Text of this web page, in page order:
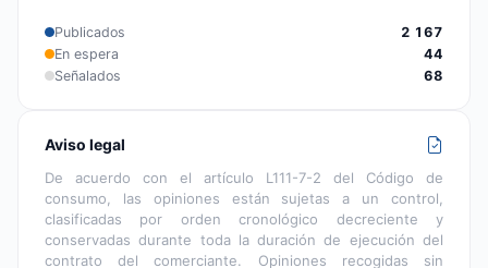
Publicados
2 167
En espera
44
Señalados
68
Aviso legal
De acuerdo con el artículo L111-7-2 del Código de
consumo, las opiniones están sujetas a un control,
clasificadas por orden cronológico decreciente y
conservadas durante toda la duración de ejecución del
contrato del comerciante. Opiniones recogidas sin